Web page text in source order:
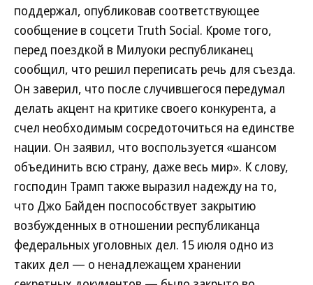
поддержал, опубликовав соответствующее
сообщение в соцсети Truth Social. Кроме того,
перед поездкой в Милуоки республиканец
сообщил, что решил переписать речь для съезда.
Он заверил, что после случившегося передумал
делать акцент на критике своего конкурента, а
счел необходимым сосредоточиться на единстве
нации. Он заявил, что воспользуется «шансом
объединить всю страну, даже весь мир». К слову,
господин Трамп также выразил надежду на то,
что Джо Байден поспособствует закрытию
возбужденных в отношении республиканца
федеральных уголовных дел. 15 июля одно из
таких дел — о ненадлежащем хранении